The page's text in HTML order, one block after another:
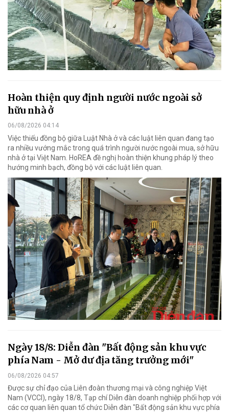
Hoàn thiện quy định người nước ngoài sở
hữu nhà ở
06/08/2026 04:14
Việc thiếu đồng bộ giữa Luật Nhà ở và các luật liên quan đang tạo
ra nhiều vướng mắc trong quá trình người nước ngoài mua, sở hữu
nhà ở tại Việt Nam. HoREA đề nghị hoàn thiện khung pháp lý theo
hướng minh bạch, đồng bộ với các luật liên quan.
Ngày 18/8: Diễn đàn "Bất động sản khu vực
phía Nam - Mở dư địa tăng trưởng mới"
06/08/2026 04:57
Được sự chỉ đạo của Liên đoàn thương mại và công nghiệp Việt
Nam (VCCI), ngày 18/8, Tạp chí Diễn đàn doanh nghiệp phối hợp với
các cơ quan liên quan tổ chức Diễn đàn "Bất động sản khu vực phía